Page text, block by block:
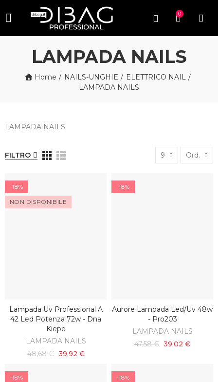
0
LAMPADA NAILS
Home NAILS-UNGHIE
ELETTRICO NAIL
LAMPADA NAILS
LAMPADA NAILS
FILTRO 9 Ord.
-18%
NON DISPONIBILE
SCOPRI
Lampada Uv Professional A
42 Led Potenza 72w - Dna
Kiepe
LAMPADA NAILS
48,68 € 39,92 €
-18%
AGGIUNGI AL CARRELLO
Aurore Lampada Led/uv 48w
- Pro203
LAMPADA NAILS
47,58 € 39,02 €
-18% -18%